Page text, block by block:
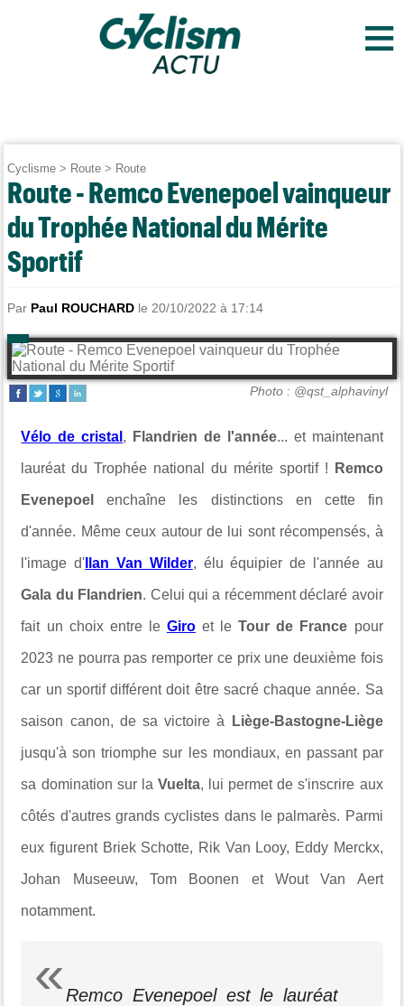
≡
Cyclisme > Route > Route
Route - Remco Evenepoel vainqueur
du Trophée National du Mérite
Sportif
Par Paul ROUCHARD le 20/10/2022 à 17:14
Photo : @qst_alphavinyl
Vélo de cristal , Flandrien de l'année... et maintenant
lauréat du Trophée national du mérite sportif ! Remco
Evenepoel enchaîne les distinctions en cette fin
d'année. Même ceux autour de lui sont récompensés, à
l'image d' Ilan Van Wilder, élu équipier de l'année au
Gala du Flandrien. Celui qui a récemment déclaré avoir
fait un choix entre le Giroet leTour de France pour
2023 ne pourra pas remporter ce prix une deuxième fois
car un sportif différent doit être sacré chaque année. Sa
saison canon, de sa victoire à Liège-Bastogne-Liège
jusqu'à son triomphe sur les mondiaux, en passant par
sa domination sur la Vuelta, lui permet de s'inscrire aux
côtés d'autres grands cyclistes dans le palmarès. Parmi
eux figurent Briek Schotte, Rik Van Looy, Eddy Merckx,
Johan Museeuw, Tom Boonen et Wout Van Aert
notamment.
Remco Evenepoel est le lauréat